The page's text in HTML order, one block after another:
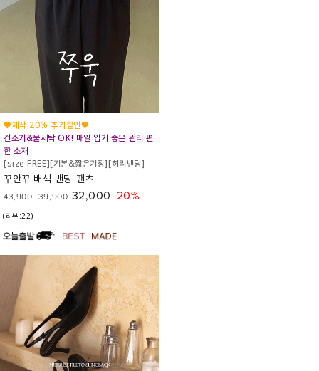
♥제작 20% 추가할인♥
건조기&물세탁 OK! 매일 입기 좋은 관리 편
한 소재
[size FREE][기본&짧은기장][허리밴딩]
꾸안꾸 배색 밴딩 팬츠
43,900 39,900 32,000 20%
(리뷰:22)